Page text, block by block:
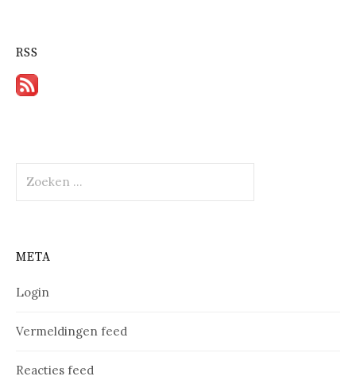
RSS
naar:
META
Login
Vermeldingen feed
Reacties feed